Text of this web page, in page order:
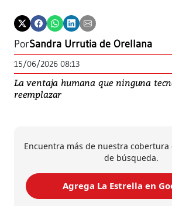
PorSandra Urrutia de Orellana
15/06/2026 08:13
La ventaja humana que ninguna
reemplazar
Encuentra más de nuestra cobertura
de búsqueda.
Agrega La Estrella en